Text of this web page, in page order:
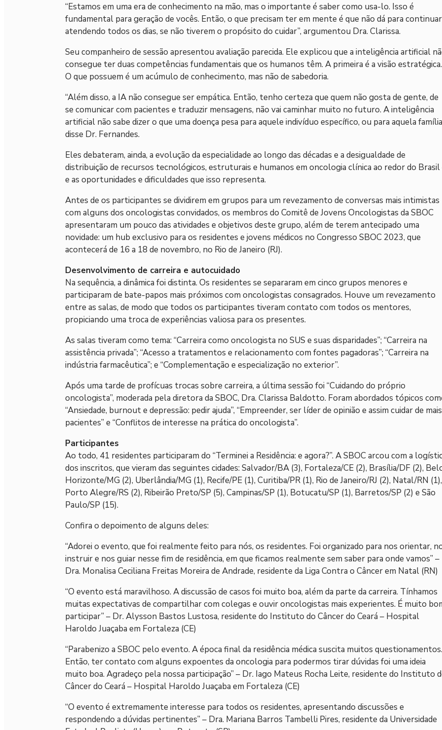
“Estamos em uma era de conhecimento na mão, mas o importante é saber como usa-lo. Isso é
fundamental para geração de vocês. Então, o que precisam ter em mente é que não dá para continuar
atendendo todos os dias, se não tiverem o propósito do cuidar”, argumentou Dra. Clarissa.
Seu companheiro de sessão apresentou avaliação parecida. Ele explicou que a inteligência artificial
consegue ter duas competências fundamentais que os humanos têm. A primeira é a visão estratégica.
O que possuem é um acúmulo de conhecimento, mas não de sabedoria.
“Além disso, a IA não consegue ser empática. Então, tenho certeza que quem não gosta de gente, de
se comunicar com pacientes e traduzir mensagens, não vai caminhar muito no futuro. A inteligência
artificial não sabe dizer o que uma doença pesa para aquele indivíduo específico, ou para aquela
disse Dr. Fernandes.
Eles debateram, ainda, a evolução da especialidade ao longo das décadas e a desigualdade de
distribuição de recursos tecnológicos, estruturais e humanos em oncologia clínica ao redor do Brasil
e as oportunidades e dificuldades que isso representa.
Antes de os participantes se dividirem em grupos para um revezamento de conversas mais intimistas
com alguns dos oncologistas convidados, os membros do Comitê de Jovens Oncologistas da SBOC
apresentaram um pouco das atividades e objetivos deste grupo, além de terem antecipado uma
novidade: um hub exclusivo para os residentes e jovens médicos no Congresso SBOC 2023, que
acontecerá de 16 a 18 de novembro, no Rio de Janeiro (RJ).
Desenvolvimento de carreira e autocuidado
Na sequência, a dinâmica foi distinta. Os residentes se separaram em cinco grupos menores e
participaram de bate-papos mais próximos com oncologistas consagrados. Houve um revezamento
entre as salas, de modo que todos os participantes tiveram contato com todos os mentores,
propiciando uma troca de experiências valiosa para os presentes.
As salas tiveram como tema: “Carreira como oncologista no SUS e suas disparidades”; “Carreira na
assistência privada”; “Acesso a tratamentos e relacionamento com fontes pagadoras”; “Carreira na
indústria farmacêutica”; e “Complementação e especialização no exterior”.
Após uma tarde de profícuas trocas sobre carreira, a última sessão foi “Cuidando do próprio
oncologista”, moderada pela diretora da SBOC, Dra. Clarissa Baldotto. Foram abordados tópicos
“Ansiedade, burnout e depressão: pedir ajuda”, “Empreender, ser líder de opinião e assim cuidar de mais
pacientes” e “Conflitos de interesse na prática do oncologista”.
Participantes
Ao todo, 41 residentes participaram do “Terminei a Residência: e agora?”. A SBOC arcou com a
dos inscritos, que vieram das seguintes cidades: Salvador/BA (3), Fortaleza/CE (2), Brasília/DF (2),
Horizonte/MG (2), Uberlândia/MG (1), Recife/PE (1), Curitiba/PR (1), Rio de Janeiro/RJ (2), Natal/RN (1),
Porto Alegre/RS (2), Ribeirão Preto/SP (5), Campinas/SP (1), Botucatu/SP (1), Barretos/SP (2) e São
Paulo/SP (15).
Confira o depoimento de alguns deles:
“Adorei o evento, que foi realmente feito para nós, os residentes. Foi organizado para nos orientar,
instruir e nos guiar nesse fim de residência, em que ficamos realmente sem saber para onde vamos” –
Dra. Monalisa Ceciliana Freitas Moreira de Andrade, residente da Liga Contra o Câncer em Natal (RN)
“O evento está maravilhoso. A discussão de casos foi muito boa, além da parte da carreira. Tínhamos
muitas expectativas de compartilhar com colegas e ouvir oncologistas mais experientes. É muito
participar” – Dr. Alysson Bastos Lustosa, residente do Instituto do Câncer do Ceará – Hospital
Haroldo Juaçaba em Fortaleza (CE)
“Parabenizo a SBOC pelo evento. A época final da residência médica suscita muitos questionamentos.
Então, ter contato com alguns expoentes da oncologia para podermos tirar dúvidas foi uma ideia
muito boa. Agradeço pela nossa participação” – Dr. Iago Mateus Rocha Leite, residente do Instituto
Câncer do Ceará – Hospital Haroldo Juaçaba em Fortaleza (CE)
“O evento é extremamente interesse para todos os residentes, apresentando discussões e
respondendo a dúvidas pertinentes” – Dra. Mariana Barros Tambelli Pires, residente da Universidade